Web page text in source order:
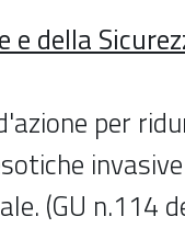
della
per
(GU n.114